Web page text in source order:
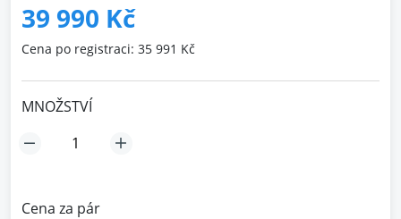
39 990 Kč
Cena po registraci: 35 991 Kč
MNOŽSTVÍ
Cena za pár